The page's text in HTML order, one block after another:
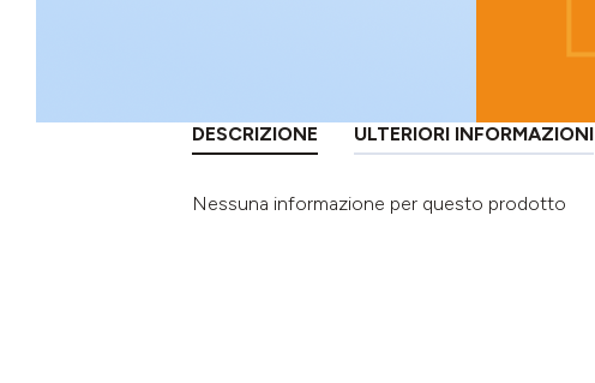
DESCRIZIONE ULTERIORI INFORMAZIONI
Nessuna informazione per questo prodotto